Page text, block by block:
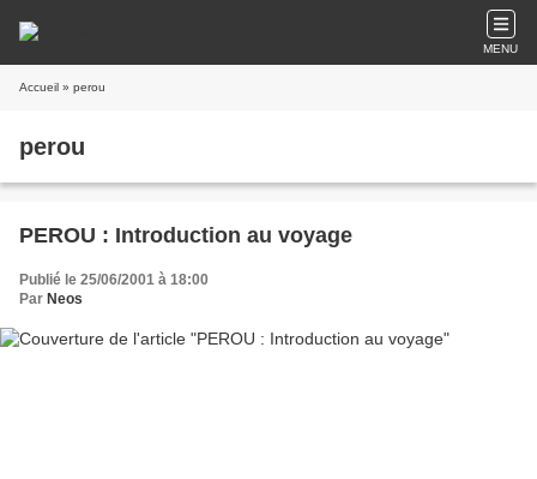
MENU
Accueil » perou
perou
PEROU : Introduction au voyage
Publié le 25/06/2001 à 18:00
Par Neos